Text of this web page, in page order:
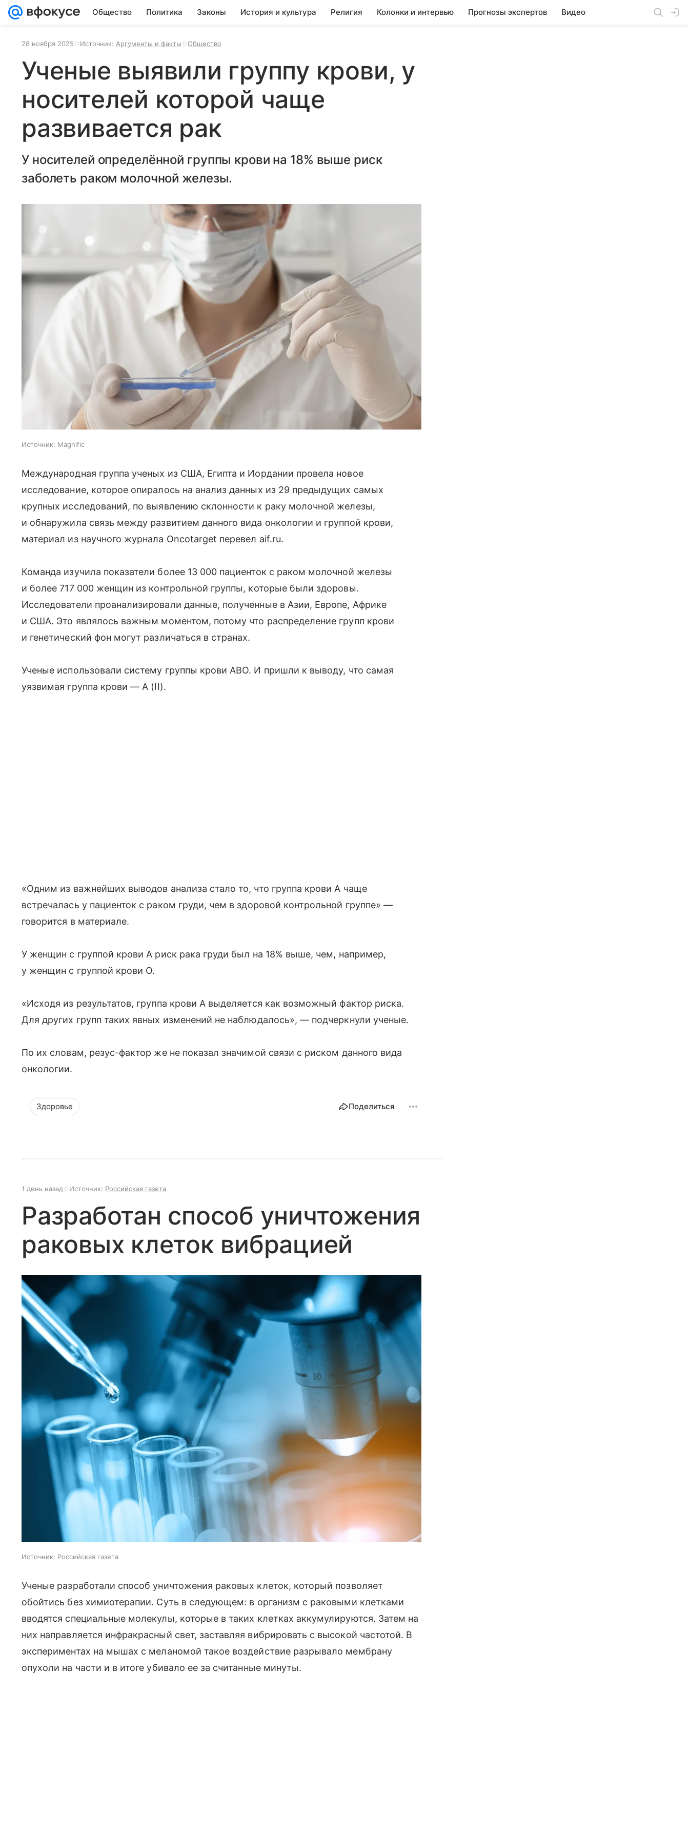
Общество Политика Законы История и культура Религия Колонки и интервью Прогнозы экспертов Видео
28 ноября 2025 Источник: Аргументы и факты Общество
Ученые выявили группу крови, у
носителей которой чаще
развивается рак
У носителей определённой группы крови на 18% выше риск
заболеть раком молочной железы.
Источник: Magnific
Международная группа ученых из США, Египта и Иордании провела новое
исследование, которое опиралось на анализ данных из 29 предыдущих самых
крупных исследований, по выявлению склонности к раку молочной железы,
и обнаружила связь между развитием данного вида онкологии и группой крови,
материал из научного журнала Oncotarget перевел aif.ru.
Команда изучила показатели более 13 000 пациенток с раком молочной железы
и более 717 000 женщин из контрольной группы, которые были здоровы.
Исследователи проанализировали данные, полученные в Азии, Европе, Африке
и США. Это являлось важным моментом, потому что распределение групп крови
и генетический фон могут различаться в странах.
Ученые использовали систему группы крови ABO. И пришли к выводу, что самая
уязвимая группа крови — А (II).
«Одним из важнейших выводов анализа стало то, что группа крови A чаще
встречалась у пациенток с раком груди, чем в здоровой контрольной группе» —
говорится в материале.
У женщин с группой крови A риск рака груди был на 18% выше, чем, например,
у женщин с группой крови O.
«Исходя из результатов, группа крови A выделяется как возможный фактор риска.
Для других групп таких явных изменений не наблюдалось», — подчеркнули ученые.
По их словам, резус-фактор же не показал значимой связи с риском данного вида
онкологии.
Здоровье Поделиться
1 день назад Источник: Российская газета
Разработан способ уничтожения
раковых клеток вибрацией
Источник: Российская газета
Ученые разработали способ уничтожения раковых клеток, который позволяет
обойтись без химиотерапии. Суть в следующем: в организм с раковыми клетками
вводятся специальные молекулы, которые в таких клетках аккумулируются. Затем на
них направляется инфракрасный свет, заставляя вибрировать с высокой частотой. В
экспериментах на мышах с меланомой такое воздействие разрывало мембрану
опухоли на части и в итоге убивало ее за считанные минуты.